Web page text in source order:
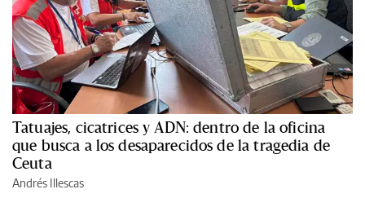
Tatuajes, cicatrices y ADN: dentro de la oficina
que busca a los desaparecidos de la tragedia de
Ceuta
Andrés Illescas